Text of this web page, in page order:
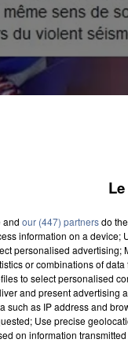
de débloquer
and our (447) partnersdo
information on a device;
personalised advertising;
or combinations of
to select personalised
and present advertising
such as IP address and
Use precise
on information